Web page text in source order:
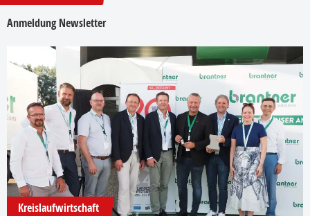
Anmeldung Newsletter
Kreislaufwirtschaft